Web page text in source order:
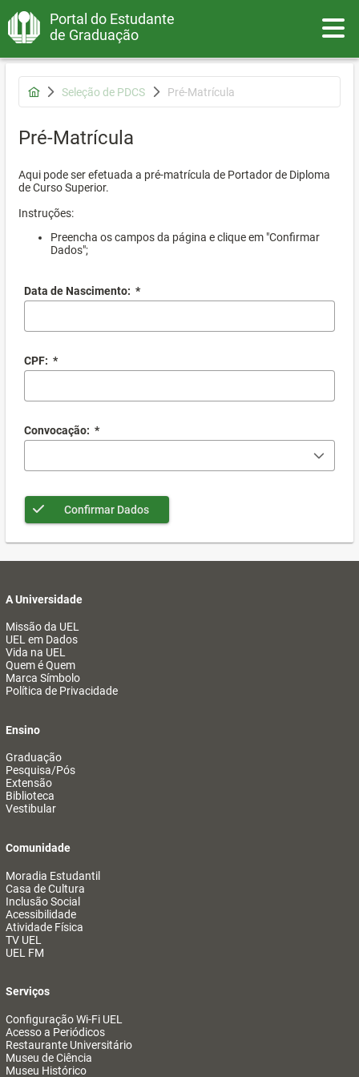
Portal do Estudante
de Graduação
Seleção de PDCS Pré-Matrícula
Pré-Matrícula
Aqui pode ser efetuada a pré-matrícula de Portador de Diploma
de Curso Superior.
Instruções:
Preencha os campos da página e clique em "Confirmar
Dados";
Data de Nascimento: *
CPF: *
Convocação: *
Confirmar Dados
A Universidade
Missão da UEL
UEL em Dados
Vida na UEL
Quem é Quem
Marca Símbolo
Política de Privacidade
Ensino
Graduação
Pesquisa/Pós
Extensão
Biblioteca
Vestibular
Comunidade
Moradia Estudantil
Casa de Cultura
Inclusão Social
Acessibilidade
Atividade Física
TV UEL
UEL FM
Serviços
Configuração Wi-Fi UEL
Acesso a Periódicos
Restaurante Universitário
Museu de Ciência
Museu Histórico